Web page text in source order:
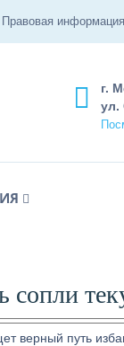
Правовая информация
г.
ул.
сопли
верный путь